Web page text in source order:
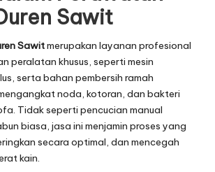
Sawit
Sawitmerupakan layanan profesional
peralatan khusus, seperti mesin
serta bahan pembersih ramah
noda, kotoran, dan bakteri
Tidak seperti pencucian manual
biasa, jasa ini menjamin proses yang
secara optimal, dan mencegah
kain.